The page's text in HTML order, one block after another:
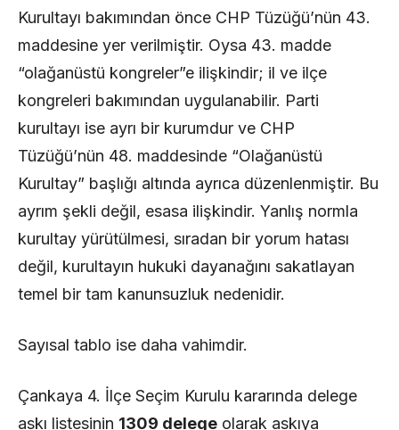
Kurultayı bakımından önce CHP Tüzüğü’nün 43.
maddesine yer verilmiştir. Oysa 43. madde
“olağanüstü kongreler”e ilişkindir; il ve ilçe
kongreleri bakımından uygulanabilir. Parti
kurultayı ise ayrı bir kurumdur ve CHP
Tüzüğü’nün 48. maddesinde “Olağanüstü
Kurultay” başlığı altında ayrıca düzenlenmiştir. Bu
ayrım şekli değil, esasa ilişkindir. Yanlış normla
kurultay yürütülmesi, sıradan bir yorum hatası
değil, kurultayın hukuki dayanağını sakatlayan
temel bir tam kanunsuzluk nedenidir.
Sayısal tablo ise daha vahimdir.
Çankaya 4. İlçe Seçim Kurulu kararında delege
askı listesinin 1309 delege olarak askıya